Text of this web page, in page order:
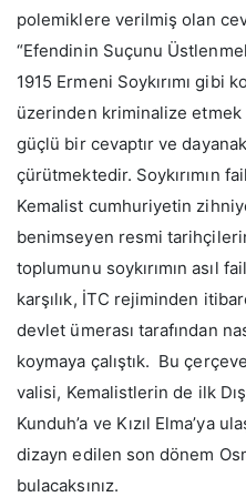
polemiklere verilmiş olan
“Efendinin Suçunu
1915 Ermeni Soykırımı gibi
üzerinden kriminalize etmek
güçlü bir cevaptır ve
çürütmektedir. Soykırımın
Kemalist cumhuriyetin
benimseyen resmi
toplumunu soykırımın asıl
karşılık, İTC rejiminden
devlet ümerası tarafından
koymaya çalıştık. Bu
valisi, Kemalistlerin de ilk
Kunduh’a ve Kızıl Elma’ya
dizayn edilen son dönem
bulacaksınız.